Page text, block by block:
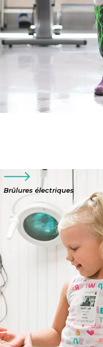
Brûlures électriques